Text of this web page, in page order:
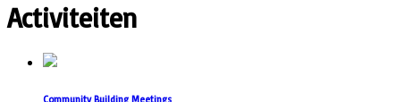
Activiteiten
Community Building Meetings